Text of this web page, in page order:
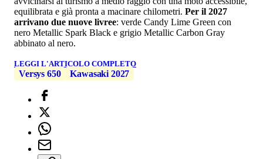
equilibrata e già pronta a macinare chilometri. Per il 2027
arrivano due nuove livree: verde Candy Lime Green con
nero Metallic Spark Black e grigio Metallic Carbon Gray
abbinato al nero.
LEGGI L'ARTICOLO COMPLETO
Versys 650 Kawasaki 2027